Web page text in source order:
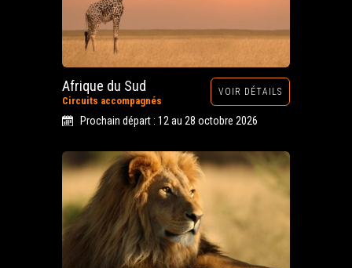
Afrique du Sud
Circuits accompagnés
VOIR DÉTAILS
Prochain départ : 12 au 28 octobre 2026